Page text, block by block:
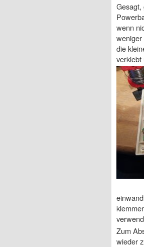
Gesagt,
wenn
die
verklebt
Zum
wieder